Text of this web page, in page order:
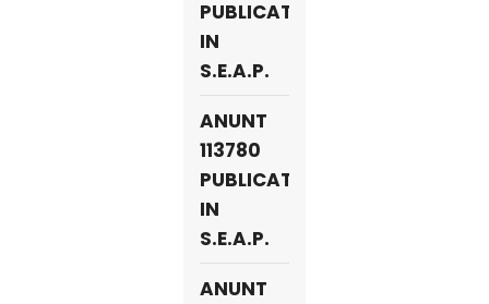
PUBLICAT
IN
S.E.A.P.
ANUNT
113780
PUBLICAT
IN
S.E.A.P.
ANUNT